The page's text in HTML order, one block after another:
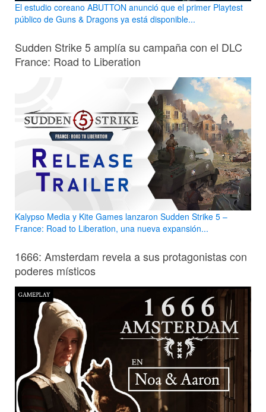
El estudio coreano ABUTTON anunció que el primer Playtest
público de Guns & Dragons ya está disponible...
Sudden Strike 5 amplía su campaña con el DLC
France: Road to Liberation
Kalypso Media y Kite Games lanzaron Sudden Strike 5 –
France: Road to Liberation, una nueva expansión...
1666: Amsterdam revela a sus protagonistas con
poderes místicos